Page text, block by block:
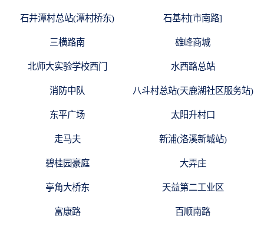
石井潭村总站(潭村桥东) 石基村[市南路]
三横路南 雄峰商城
北师大实验学校西门 水西路总站
消防中队 八斗村总站(天鹿湖社区服务站)
东平广场 太阳升村口
走马夫 新浦(洛溪新城站)
碧桂园豪庭 大弄庄
亭角大桥东 天益第二工业区
富康路 百顺南路